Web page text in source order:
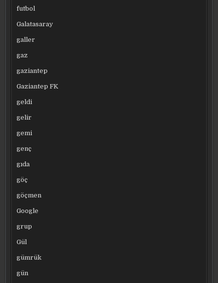
futbol
Galatasaray
galler
gaz
gaziantep
Gaziantep FK
geldi
gelir
gemi
genç
gıda
göç
göçmen
Google
grup
Gül
gümrük
gün